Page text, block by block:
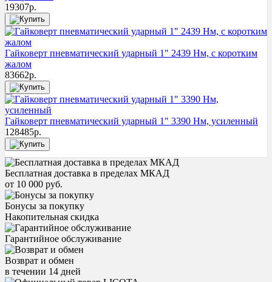
19307р.
Гайковерт пневматический ударный 1" 2439 Нм, с коротким
жалом
83662р.
Гайковерт пневматический ударный 1" 3390 Нм, усиленный
128485р.
Бесплатная доставка в пределах МКАД
от 10 000 руб.
Бонусы за покупку
Накопительная скидка
Гарантийное обслуживание
Возврат и обмен
в течении 14 дней